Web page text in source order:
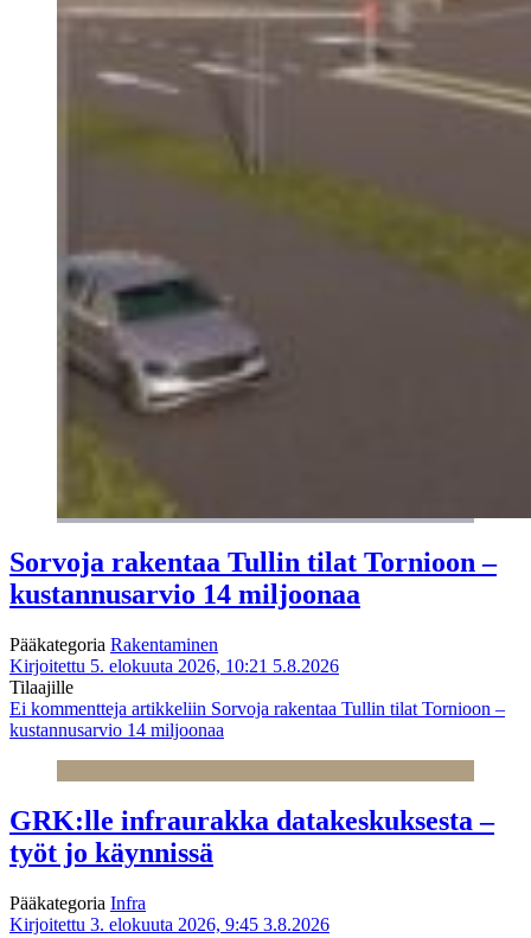
Sorvoja rakentaa Tullin tilat Tornioon –
kustannusarvio 14 miljoonaa
Pääkategoria Rakentaminen
Kirjoitettu 5. elokuuta 2026, 10:21 5.8.2026
Tilaajille
Ei kommentteja artikkeliin Sorvoja rakentaa Tullin tilat Tornioon –
kustannusarvio 14 miljoonaa
GRK:lle infraurakka datakeskuksesta –
työt jo käynnissä
Pääkategoria Infra
Kirjoitettu 3. elokuuta 2026, 9:45 3.8.2026